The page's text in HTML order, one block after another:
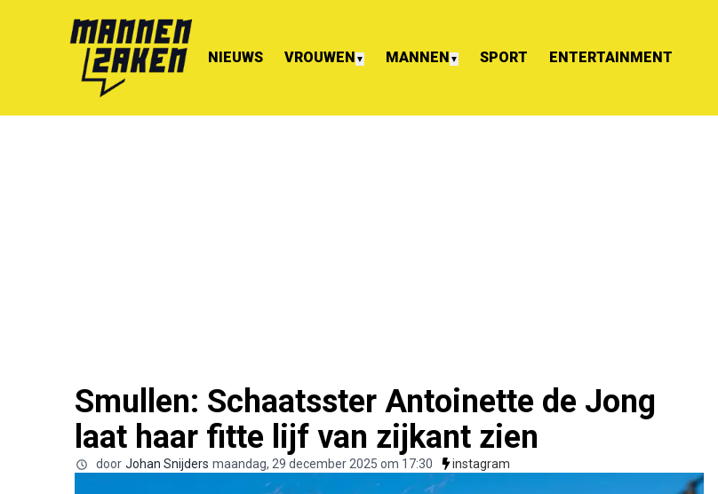
NIEUWS VROUWEN ▼ MANNEN ▼ SPORT ENTERTAINMENT
Smullen: Schaatsster Antoinette de Jong
laat haar fitte lijf van zijkant zien
door Johan Snijders maandag, 29 december 2025 om 17:30 instagram